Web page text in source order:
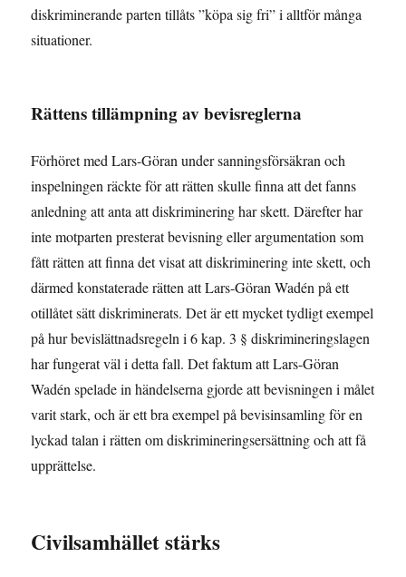
diskriminerande parten tillåts ”köpa sig fri” i alltför många
situationer.
Rättens tillämpning av bevisreglerna
Förhöret med Lars-Göran under sanningsförsäkran och
inspelningen räckte för att rätten skulle finna att det fanns
anledning att anta att diskriminering har skett. Därefter har
inte motparten presterat bevisning eller argumentation som
fått rätten att finna det visat att diskriminering inte skett, och
därmed konstaterade rätten att Lars-Göran Wadén på ett
otillåtet sätt diskriminerats. Det är ett mycket tydligt exempel
på hur bevislättnadsregeln i 6 kap. 3 § diskrimineringslagen
har fungerat väl i detta fall. Det faktum att Lars-Göran
Wadén spelade in händelserna gjorde att bevisningen i målet
varit stark, och är ett bra exempel på bevisinsamling för en
lyckad talan i rätten om diskrimineringsersättning och att få
upprättelse.
Civilsamhället stärks